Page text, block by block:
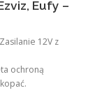
Eufy –
12V z
ochroną